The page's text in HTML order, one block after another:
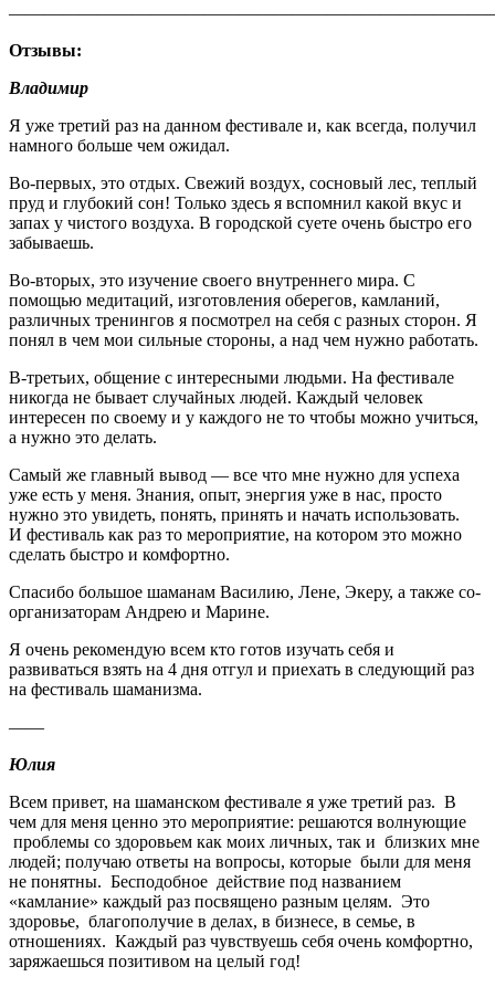
Отзывы:
Владимир
Я уже третий раз на данном фестивале и, как всегда, получил
намного больше чем ожидал.
Во-первых, это отдых. Свежий воздух, сосновый лес, теплый
пруд и глубокий сон! Только здесь я вспомнил какой вкус и
запах у чистого воздуха. В городской суете очень быстро его
забываешь.
Во-вторых, это изучение своего внутреннего мира. С
помощью медитаций, изготовления оберегов, камланий,
различных тренингов я посмотрел на себя с разных сторон. Я
понял в чем мои сильные стороны, а над чем нужно работать.
В-третьих, общение с интересными людьми. На фестивале
никогда не бывает случайных людей. Каждый человек
интересен по своему и у каждого не то чтобы можно учиться,
а нужно это делать.
Самый же главный вывод — все что мне нужно для успеха
уже есть у меня. Знания, опыт, энергия уже в нас, просто
нужно это увидеть, понять, принять и начать использовать.
И фестиваль как раз то мероприятие, на котором это можно
сделать быстро и комфортно.
Спасибо большое шаманам Василию, Лене, Экеру, а также со-
организаторам Андрею и Марине.
Я очень рекомендую всем кто готов изучать себя и
развиваться взять на 4 дня отгул и приехать в следующий раз
на фестиваль шаманизма.
——
Юлия
Всем привет, на шаманском фестивале я уже третий раз. В
чем для меня ценно это мероприятие: решаются волнующие
проблемы со здоровьем как моих личных, так и близких мне
людей; получаю ответы на вопросы, которые были для меня
не понятны. Бесподобное действие под названием
«камлание» каждый раз посвящено разным целям. Это
здоровье, благополучие в делах, в бизнесе, в семье, в
отношениях. Каждый раз чувствуешь себя очень комфортно,
заряжаешься позитивом на целый год!